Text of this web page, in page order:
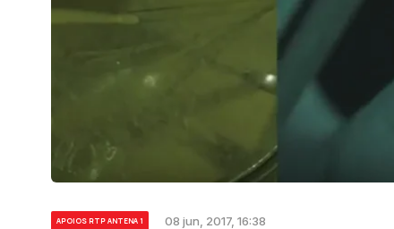
APOIOS RTP ANTENA 1 08 jun, 2017, 16:38